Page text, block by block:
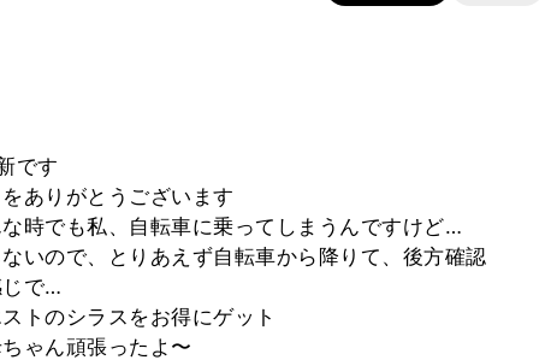
です
ありがとうございます
時でも私、自転車に乗ってしまうんですけど…
いので、とりあえず自転車から降りて、後方確認
じで…
トのシラスをお得にゲット
ゃん頑張ったよ〜